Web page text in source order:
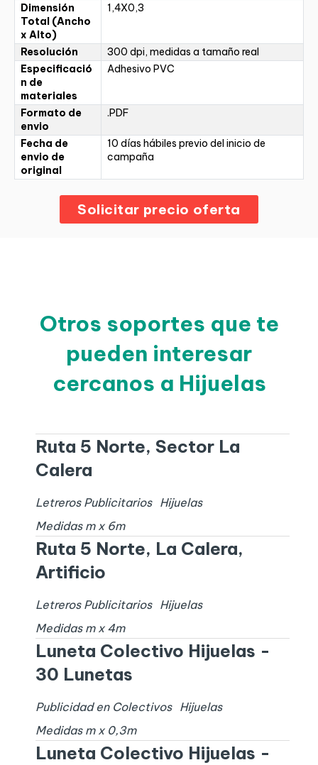
Dimensión
Total (Ancho
x Alto)
1,4X0,3
Resolución
300 dpi, medidas a tamaño real
Especificació
n de
materiales
Adhesivo PVC
Formato de
envio
.PDF
Fecha de
envio de
original
10 días hábiles previo del inicio de
campaña
Solicitar precio oferta
Otros soportes que te
pueden interesar
cercanos a Hijuelas
Ruta 5 Norte, Sector La
Calera
Letreros Publicitarios
Hijuelas
Medidas m x 6m
Ruta 5 Norte, La Calera,
Artificio
Letreros Publicitarios
Hijuelas
Medidas m x 4m
Luneta Colectivo Hijuelas -
30 Lunetas
Publicidad en Colectivos
Hijuelas
Medidas m x 0,3m
Luneta Colectivo Hijuelas -